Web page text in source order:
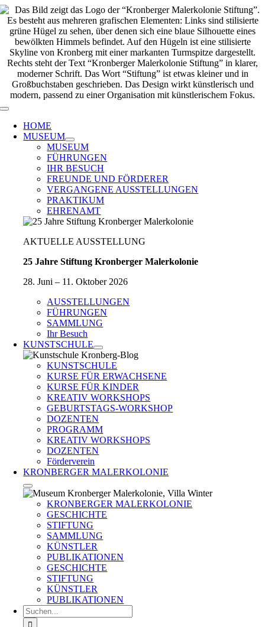
Zum
Inhalt
springen
Toggle
Navigation
HOME
MUSEUM
MUSEUM
FÜHRUNGEN
IHR BESUCH
FREUNDE UND FÖRDERER
VERGANGENE AUSSTELLUNGEN
PRAKTIKUM
EHRENAMT
AKTUELLE AUSSTELLUNG
25 Jahre Stiftung Kronberger Malerkolonie
28. Juni – 11. Oktober 2026
AUSSTELLUNGEN
FÜHRUNGEN
SAMMLUNG
Ihr Besuch
KUNSTSCHULE
KUNSTSCHULE
KURSE FÜR ERWACHSENE
KURSE FÜR KINDER
KREATIV WORKSHOPS
GEBURTSTAGS-WORKSHOP
DOZENTEN
PROGRAMM
KREATIV WORKSHOPS
DOZENTEN
Förderverein
KRONBERGER MALERKOLONIE
KRONBERGER MALERKOLONIE
GESCHICHTE
STIFTUNG
SAMMLUNG
KÜNSTLER
PUBLIKATIONEN
GESCHICHTE
STIFTUNG
KÜNSTLER
PUBLIKATIONEN
Suche
nach: